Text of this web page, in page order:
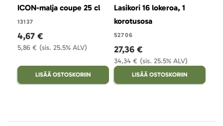
ICON-malja coupe 25 cl
13137
(sis. 25.5% ALV)
5,86 €
4,67 €
LISÄÄ OSTOSKORIIN
Lasikori 16 lokeroa, 1
korotusosa
52706
(sis. 25.5% ALV)
34,34 €
27,36 €
LISÄÄ OSTOSKORIIN